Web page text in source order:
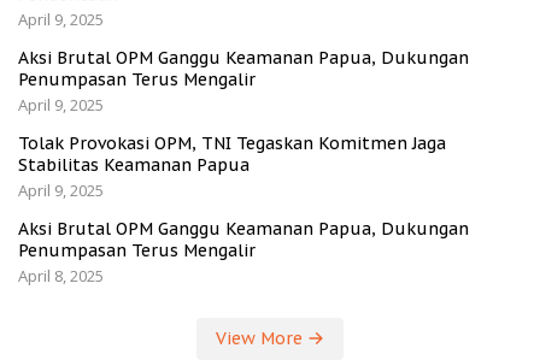
April 9, 2025
Aksi Brutal OPM Ganggu Keamanan Papua, Dukungan
Penumpasan Terus Mengalir
April 9, 2025
Tolak Provokasi OPM, TNI Tegaskan Komitmen Jaga
Stabilitas Keamanan Papua
April 9, 2025
Aksi Brutal OPM Ganggu Keamanan Papua, Dukungan
Penumpasan Terus Mengalir
April 8, 2025
View More